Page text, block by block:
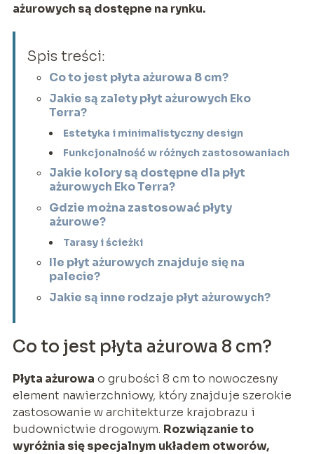
ażurowych są dostępne na rynku.
Spis treści:
Co to jest płyta ażurowa 8 cm?
Jakie są zalety płyt ażurowych Eko
Terra?
Estetyka i minimalistyczny design
Funkcjonalność w różnych zastosowaniach
Jakie kolory są dostępne dla płyt
ażurowych Eko Terra?
Gdzie można zastosować płyty
ażurowe?
Tarasy i ścieżki
Ile płyt ażurowych znajduje się na
palecie?
Jakie są inne rodzaje płyt ażurowych?
Co to jest płyta ażurowa 8 cm?
Płyta ażurowa o grubości 8 cm to nowoczesny
element nawierzchniowy, który znajduje szerokie
zastosowanie w architekturze krajobrazu i
budownictwie drogowym. Rozwiązanie to
wyróżnia się specjalnym układem otworów,